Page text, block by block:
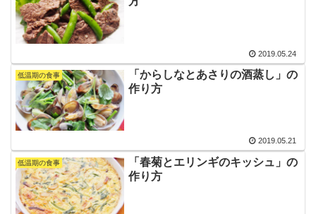
2019.05.24
低温期の食事
「からしなとあさりの酒蒸し」の
作り方
2019.05.21
低温期の食事
「春菊とエリンギのキッシュ」の
作り方